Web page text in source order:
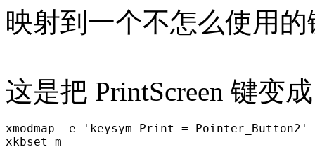
映射到一个不怎么使用
这是把 PrintScreen 键变
xmodmap -e 'keysym Print = Pointer_Button2'
xkbset m